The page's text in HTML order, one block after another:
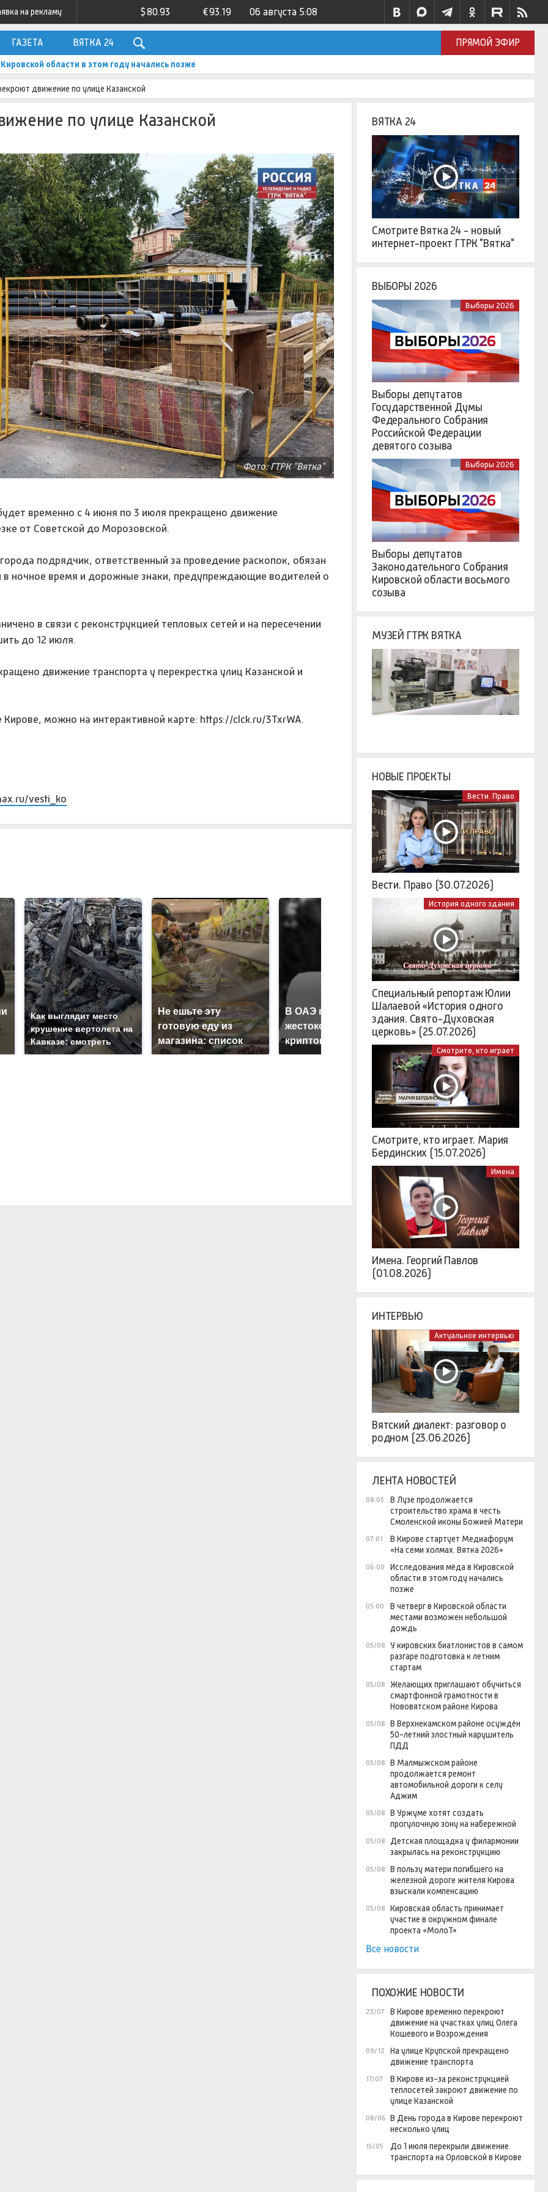
на рекламу $80.93 €93.19 06 августа 5:08
ГАЗЕТА ВЯТКА 24 ПРЯМОЙ ЭФИР
области в этом году начались позже
движение по улице Казанской
по улице Казанской
Фото: ГТРК "Вятка"
временно с 4 июня по 3 июля прекращено движение
от Советской до Морозовской.
подрядчик, ответственный за проведение раскопок, обязан
в ночное время и дорожные знаки, предупреждающие водителей о
в связи с реконструкцией тепловых сетей и на пересечении
до 12 июля.
движение транспорта у перекрестка улиц Казанской и
можно на интерактивной карте: https://clck.ru/3TxrWA.
vesti_ko
Как выглядит место
крушение вертолета на
Кавказе: смотреть
Не ешьте эту
готовую еду из
магазина: список
В ОАЭ произошло
жестокое убийство
криптомиллионера
Все новости по
падению вертолета на
ВЯТКА 24
Смотрите Вятка 24 - новый
интернет-проект ГТРК "Вятка"
ВЫБОРЫ 2026
Выборы 2026
Выборы депутатов
Государственной Думы
Федерального Собрания
Российской Федерации
девятого созыва
Выборы 2026
Выборы депутатов
Законодательного Собрания
Кировской области восьмого
созыва
МУЗЕЙ ГТРК ВЯТКА
НОВЫЕ ПРОЕКТЫ
Вести. Право
Вести. Право (30.07.2026)
История одного здания
Специальный репортаж Юлии
Шалаевой «История одного
здания. Свято-Духовская
церковь» (25.07.2026)
Смотрите, кто играет
Смотрите, кто играет. Мария
Бердинских (15.07.2026)
Имена
Имена. Георгий Павлов
(01.08.2026)
ИНТЕРВЬЮ
Актуальное интервью
Вятский диалект: разговор о
родном (23.06.2026)
ЛЕНТА НОВОСТЕЙ
08:03
В Лузе продолжается
строительство храма в честь
Смоленской иконы Божией Матери
07:01
В Кирове стартует Медиафорум
«На семи холмах. Вятка 2026»
06:00
Исследования мёда в Кировской
области в этом году начались
позже
05:00
В четверг в Кировской области
местами возможен небольшой
дождь
05/08
У кировских биатлонистов в самом
разгаре подготовка к летним
стартам
05/08
Желающих приглашают обучиться
смартфонной грамотности в
Нововятском районе Кирова
05/08
В Верхнекамском районе осуждён
50-летний злостный нарушитель
ПДД
05/08
В Малмыжском районе
продолжается ремонт
автомобильной дороги к селу
Аджим
05/08
В Уржуме хотят создать
прогулочную зону на набережной
05/08
Детская площадка у филармонии
закрылась на реконструкцию
05/08
В пользу матери погибшего на
железной дороге жителя Кирова
взыскали компенсацию
05/08
Кировская область принимает
участие в окружном финале
проекта «МолоТ»
Все новости
ПОХОЖИЕ НОВОСТИ
23/07
В Кирове временно перекроют
движение на участках улиц Олега
Кошевого и Возрождения
09/12
На улице Крупской прекращено
движение транспорта
17/07
В Кирове из-за реконструкцией
теплосетей закроют движение по
улице Казанской
08/06 В День города в Кирове перекроют
несколько улиц
15/05
До 1 июля перекрыли движение
транспорта на Орловской в Кирове